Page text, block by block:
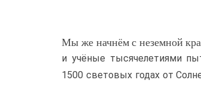
Мы же начнём с неземной
и учёные тысячелетиями
1500 световых годах от